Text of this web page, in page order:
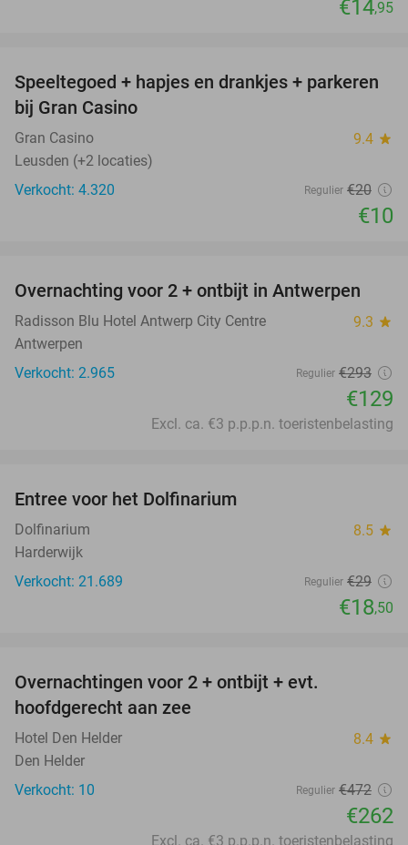
€14,95
50%
Speeltegoed + hapjes en drankjes + parkeren
bij Gran Casino
Gran Casino 9.4 star
Leusden (+2 locaties)
Verkocht: 4.320
Regulier €20
€10
56%
Overnachting voor 2 + ontbijt in Antwerpen
Radisson Blu Hotel Antwerp City Centre 9.3 star
Antwerpen
Verkocht: 2.965
Regulier €293
€129
Excl. ca. €3 p.p.p.n. toeristenbelasting
Entree voor het Dolfinarium
Dolfinarium 8.5 star
Harderwijk
Verkocht: 21.689
Regulier €29
€18,50
Overnachtingen voor 2 + ontbijt + evt.
hoofdgerecht aan zee
Hotel Den Helder 8.4 star
Den Helder
Verkocht: 10
Regulier €472
€262
Excl. ca. €3 p.p.p.n. toeristenbelasting